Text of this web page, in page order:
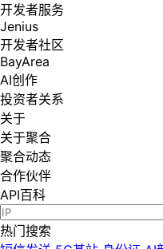
开发者服务
Jenius
开发者社区
BayArea
AI创作
投资者关系
关于
关于聚合
聚合动态
合作伙伴
API百科
热门搜索